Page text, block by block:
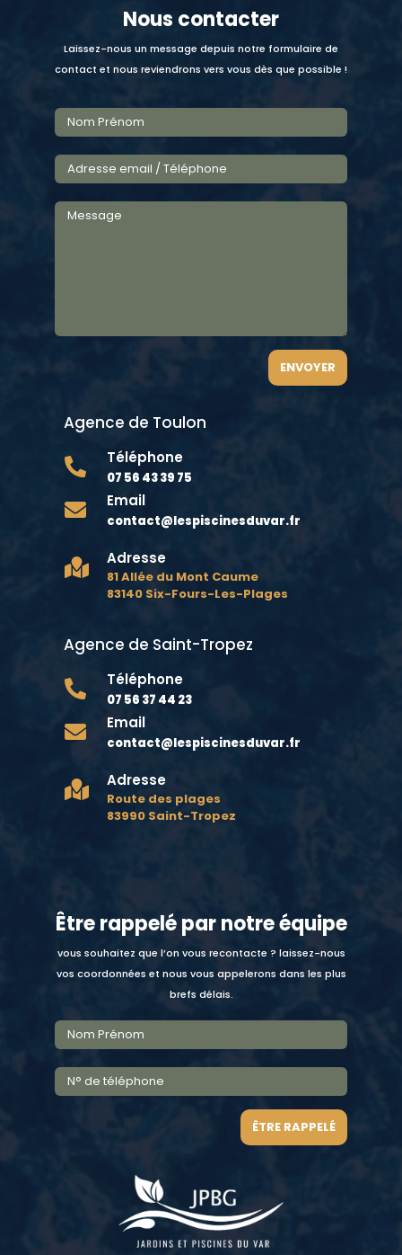
Nous contacter
Laissez-nous un message depuis notre formulaire de
contact et nous reviendrons vers vous dès que possible !
ENVOYER
Agence de Toulon
 Téléphone
07 56 43 39 75
 Email
contact@lespiscinesduvar.fr
 Adresse
81 Allée du Mont Caume
83140 Six-Fours-Les-Plages
Agence de Saint-Tropez
 Téléphone
07 56 37 44 23
 Email
contact@lespiscinesduvar.fr
 Adresse
Route des plages
83990 Saint-Tropez
Être rappelé par notre équipe
vous souhaitez que l’on vous recontacte ? laissez-nous
vos coordonnées et nous vous appelerons dans les plus
brefs délais.
ÊTRE RAPPELÉ